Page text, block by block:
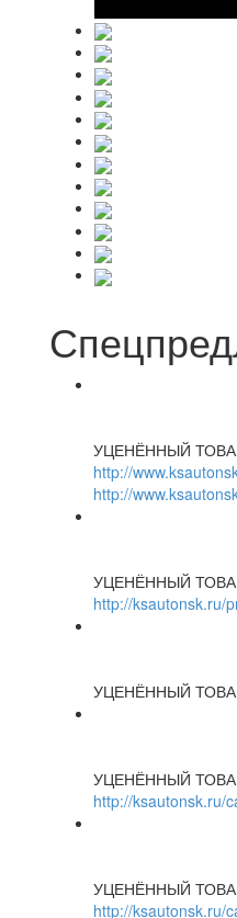
УЦЕНЁННЫЙ
http://
http://
УЦЕНЁННЫЙ
http://ksautonsk.ru/
УЦЕНЁННЫЙ
УЦЕНЁННЫЙ
http://ksautonsk.ru/
УЦЕНЁННЫЙ
http://ksautonsk.ru/